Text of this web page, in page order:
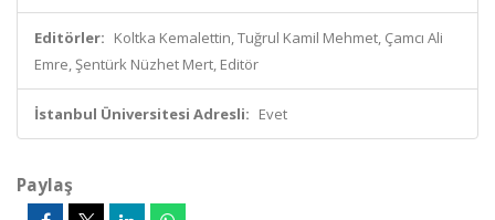
Editörler: Koltka Kemalettin, Tuğrul Kamil Mehmet, Çamcı Ali
Emre, Şentürk Nüzhet Mert, Editör
İstanbul Üniversitesi Adresli: Evet
Paylaş